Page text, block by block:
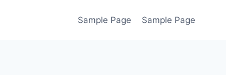
Sample Page Sample Page